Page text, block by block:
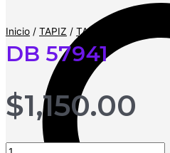
Inicio / TAPIZ / TAPIZ
DB 57941
$1,150.00
DB